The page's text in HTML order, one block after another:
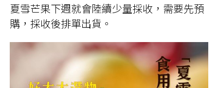
夏雪芒果下週就會陸續少量採收，需要先預
購，採收後排單出貨。